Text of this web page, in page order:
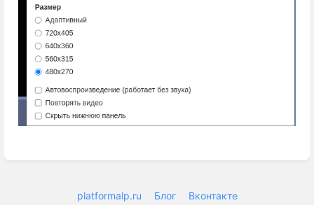
platformalp.ru Блог Вконтакте